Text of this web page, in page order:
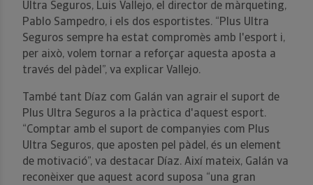
Ultra Seguros, Luis Vallejo, el director de màrqueting,
Pablo Sampedro, i els dos esportistes. “Plus Ultra
Seguros sempre ha estat compromès amb l'esport i,
per això, volem tornar a reforçar aquesta aposta a
través del pàdel”, va explicar Vallejo.
També tant Díaz com Galán van agrair el suport de
Plus Ultra Seguros a la pràctica d'aquest esport.
“Comptar amb el suport de companyies com Plus
Ultra Seguros, que aposten pel pàdel, és un element
de motivació”, va destacar Díaz. Així mateix, Galán va
reconèixer que aquest acord suposa “una gran